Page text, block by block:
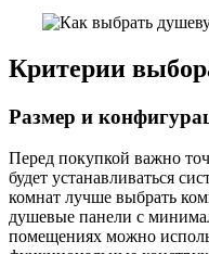
Критерии
Размер и
Перед покупкой важно
будет устанавливаться
комнат лучше выбрать
душевые панели с
помещениях можно